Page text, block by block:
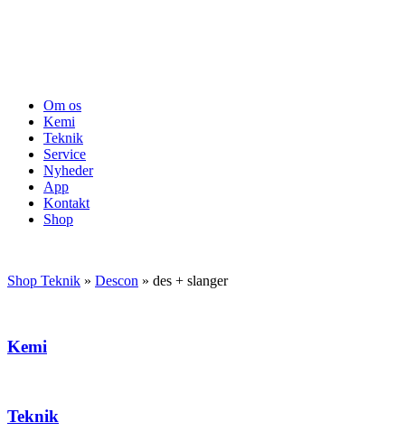
Om os
Kemi
Teknik
Service
Nyheder
App
Kontakt
Shop
Shop Teknik » Descon » des + slanger
Kemi
Teknik